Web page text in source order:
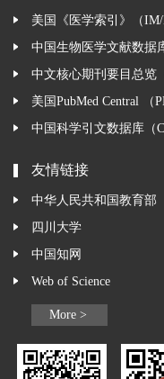
美国《医学索引》（IM/
中国生物医学文献数据
中文核心期刊要目总览
美国PubMed Central （
中国科学引文数据库（
友情链接
中华人民共和国教育部
四川大学
中国知网
Web of Science
More >